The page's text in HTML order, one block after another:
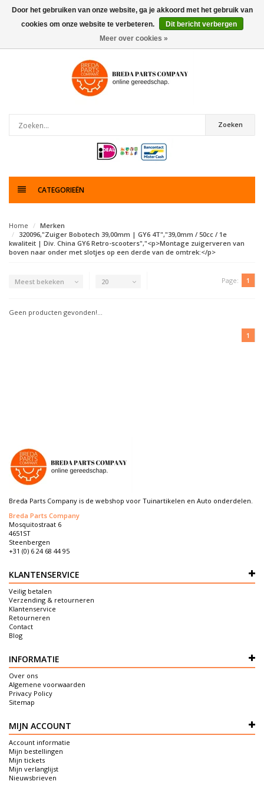
0artikelen
Zoeken
CATEGORIEËN
Home
Merken
320096,"Zuiger Bobotech 39,00mm | GY6 4T","39,0mm / 50cc / 1e
kwaliteit | Div. China GY6 Retro-scooters","<p>Montage zuigerveren van
boven naar onder met slotjes op een derde van de omtrek:</p>
Meest bekeken 20 Page: 1
Geen producten gevonden!...
1
Breda Parts Company is de webshop voor Tuinartikelen en Auto onderdelen.
Breda Parts Company
Mosquitostraat 6
4651ST
Steenbergen
+31 (0) 6 24 68 44 95
KLANTENSERVICE
Veilig betalen
Verzending & retourneren
Klantenservice
Retourneren
Contact
Blog
INFORMATIE
Over ons
Algemene voorwaarden
Privacy Policy
Sitemap
MIJN ACCOUNT
Account informatie
Mijn bestellingen
Mijn tickets
Mijn verlanglijst
Nieuwsbrieven
Door het gebruiken van onze website, ga je akkoord met het gebruik van
cookies om onze website te verbeteren.
Dit bericht verbergen
Meer over cookies »